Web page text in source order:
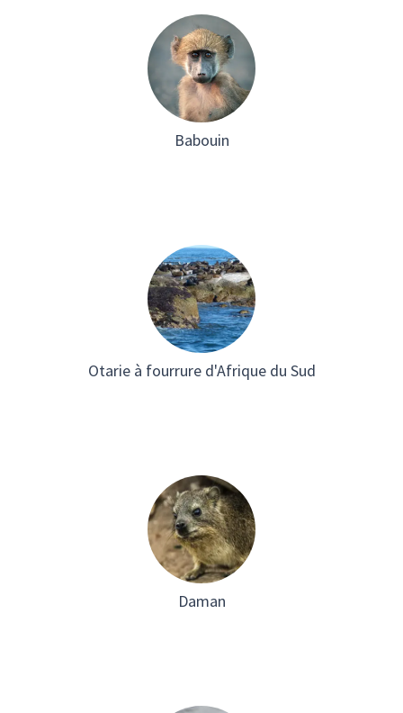
Babouin
Otarie à fourrure d'Afrique du Sud
Daman